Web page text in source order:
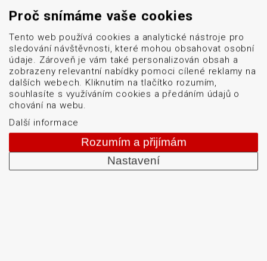
+420 513 035 401
Od roku 1992 dodáváme systémy pro čtení a tisk
čárových kódů: snímače čárových kódů, tiskárny karet
a etiket, mobilní terminály, aplikátory etiket, systémy
strojového vidění, software, bezdrátové sítě, etikety a
barvicí pásky. Školíme a servisujeme. Mezi naši
specializaci patří: termotiskárny, bezdrátové čtečky
čárových kódů, tiskárny samolepicích štítků a etiket.
DATASCAN, s.r.o.
Proč snímáme vaše cookies
Tento web používá cookies a analytické nástroje pro
sledování návštěvnosti, které mohou obsahovat osobní
údaje. Zároveň je vám také personalizován obsah a
zobrazeny relevantní nabídky pomoci cílené reklamy na
dalších webech. Kliknutím na tlačítko rozumím,
souhlasíte s využíváním cookies a předáním údajů o
chování na webu.
Další informace
Rozumím a přijímám
Nastavení